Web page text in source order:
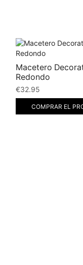
Macetero
Redondo
€32.95
COMPRAR EL